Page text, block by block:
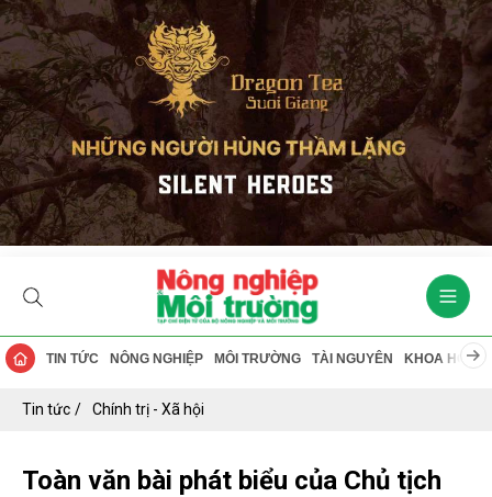
TIN TỨC NÔNG NGHIỆP MÔI TRƯỜNG TÀI NGUYÊN KHOA HỌC
Tin tức Chính trị - Xã hội
Toàn văn bài phát biểu của Chủ tịch